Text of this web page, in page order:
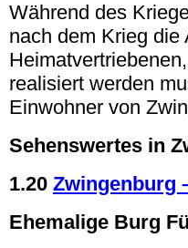
Während des
nach dem Krieg die
realisiert werden
Einwohner von
Sehenswertes in
1.20 Zwingenburg
Ehemalige Burg